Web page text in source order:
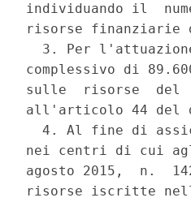
individuando il
risorse finanziarie
3. Per
complessivo di
sulle  risorse  del
all'articolo 44 del
4. Al fine di
nei centri di cui
agosto 2015,  n.
risorse iscritte